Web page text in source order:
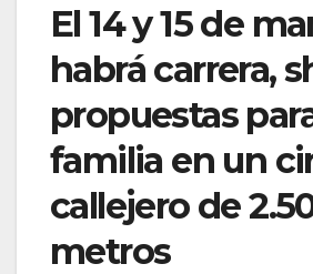
El 14 y 15 de
habrá carrera,
propuestas
familia en un
callejero de
metros